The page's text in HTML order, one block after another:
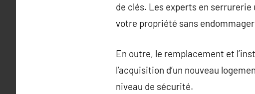
de clés. Les experts en
votre propriété sans
En outre, le remplacement et
l’acquisition d’un nouveau
niveau de sécurité.